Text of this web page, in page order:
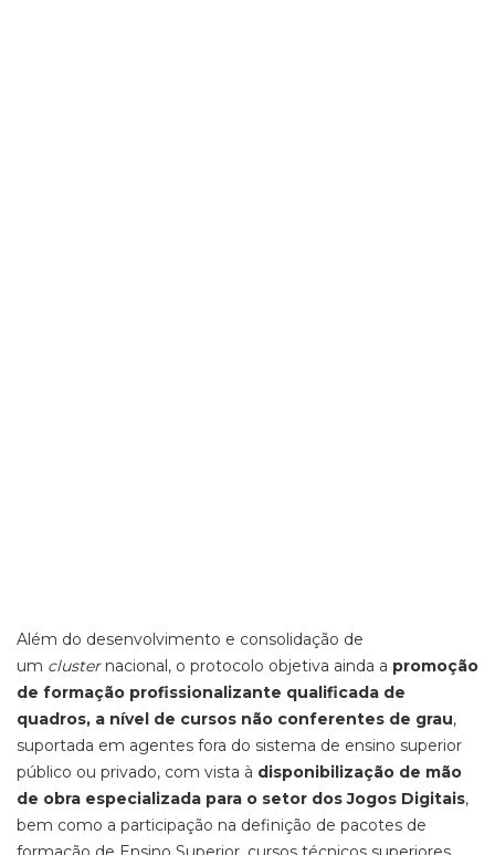
Além do desenvolvimento e consolidação de
um cluster nacional, o protocolo objetiva ainda a promoção
de formação profissionalizante qualificada de
quadros, a nível de cursos não conferentes de grau,
suportada em agentes fora do sistema de ensino superior
público ou privado, com vista à disponibilização de mão
de obra especializada para o setor dos Jogos Digitais,
bem como a participação na definição de pacotes de